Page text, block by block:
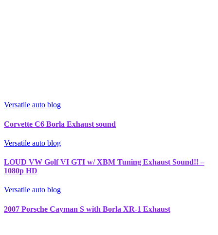
Versatile auto blog
Corvette C6 Borla Exhaust sound
Versatile auto blog
LOUD VW Golf VI GTI w/ XBM Tuning Exhaust Sound!! –
1080p HD
Versatile auto blog
2007 Porsche Cayman S with Borla XR-1 Exhaust